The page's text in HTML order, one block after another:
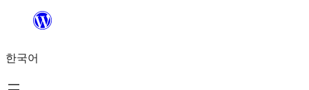
츠
로
한국어